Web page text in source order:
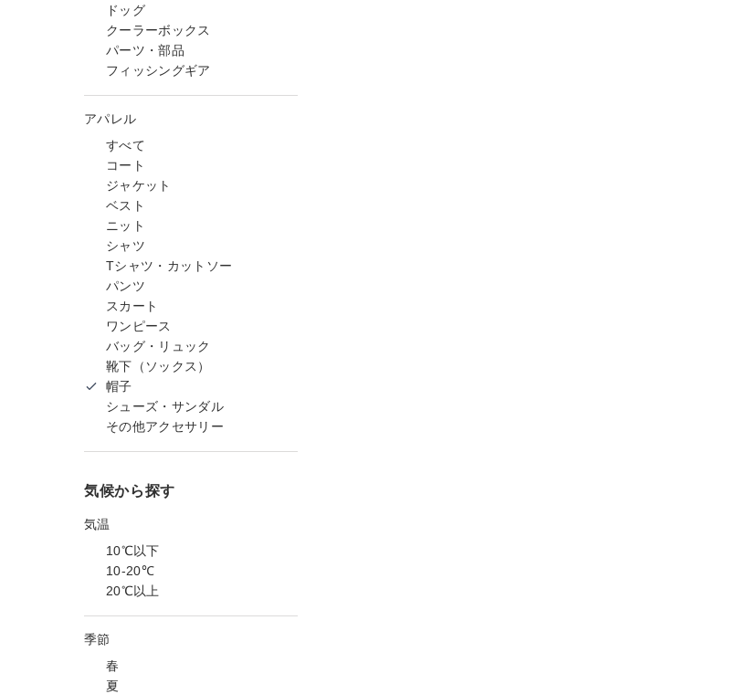
ドッグ
クーラーボックス
パーツ・部品
フィッシングギア
アパレル
すべて
コート
ジャケット
ベスト
ニット
シャツ
Tシャツ・カットソー
パンツ
スカート
ワンピース
バッグ・リュック
靴下（ソックス）
帽子
シューズ・サンダル
その他アクセサリー
気候から探す
気温
10℃以下
10-20℃
20℃以上
季節
春
夏